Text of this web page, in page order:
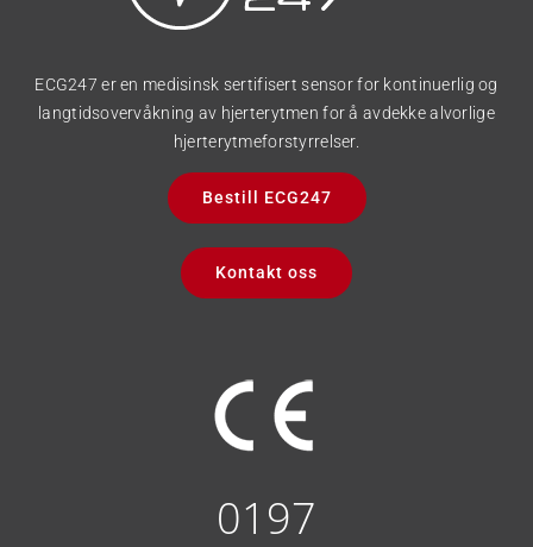
ECG247 er en medisinsk sertifisert sensor for kontinuerlig og
langtidsovervåkning av hjerterytmen for å avdekke alvorlige
hjerterytmeforstyrrelser.
Bestill ECG247
Kontakt oss
0197